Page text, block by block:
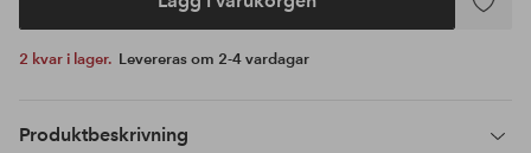
Lägg
2 kvar i lager. Levereras om 2-4 vardagar
Produktbeskrivning